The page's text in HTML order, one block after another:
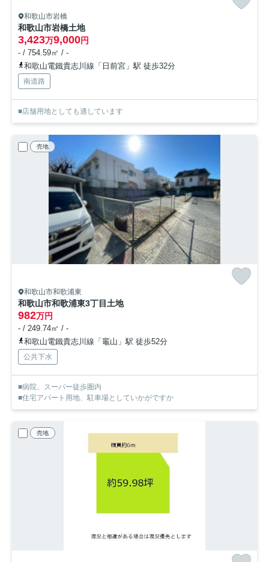
和歌山市岩橋
和歌山市岩橋土地
3,423万9,000円
- / 754.59㎡ / -
和歌山電鐵貴志川線「日前宮」駅 徒歩32分
南道路
■店舗用地としても適しています
売地
和歌山市和歌浦東
和歌山市和歌浦東3丁目土地
982万円
- / 249.74㎡ / -
和歌山電鐵貴志川線「竈山」駅 徒歩52分
公共下水
■病院、スーパー徒歩圏内
■住宅アパート用地、駐車場としていかがですか
売地